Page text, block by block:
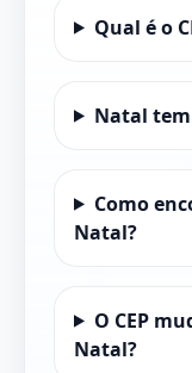
Qual é o
Natal tem
Como
Natal?
O CEP
Natal?